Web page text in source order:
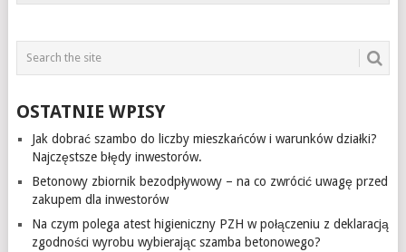
OSTATNIE WPISY
Jak dobrać szambo do liczby mieszkańców i warunków działki?
Najczęstsze błędy inwestorów.
Betonowy zbiornik bezodpływowy – na co zwrócić uwagę przed
zakupem dla inwestorów
Na czym polega atest higieniczny PZH w połączeniu z deklaracją
zgodności wyrobu wybierając szamba betonowego?